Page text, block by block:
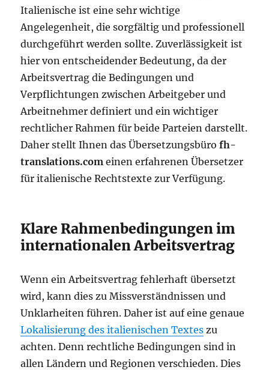
Italienische ist eine sehr wichtige
Angelegenheit, die sorgfältig und professionell
durchgeführt werden sollte. Zuverlässigkeit ist
hier von entscheidender Bedeutung, da der
Arbeitsvertrag die Bedingungen und
Verpflichtungen zwischen Arbeitgeber und
Arbeitnehmer definiert und ein wichtiger
rechtlicher Rahmen für beide Parteien darstellt.
Daher stellt Ihnen das Übersetzungsbürofh-
translations.com einen erfahrenen Übersetzer
für italienische Rechtstexte zur Verfügung.
Klare Rahmenbedingungen im
internationalen Arbeitsvertrag
Wenn ein Arbeitsvertrag fehlerhaft übersetzt
wird, kann dies zu Missverständnissen und
Unklarheiten führen. Daher ist auf eine genaue
Lokalisierung des italienischen Textes zu
achten. Denn rechtliche Bedingungen sind in
allen Ländern und Regionen verschieden. Dies